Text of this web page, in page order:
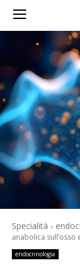
Specialità
anabolica sull’osso
endocrinologia